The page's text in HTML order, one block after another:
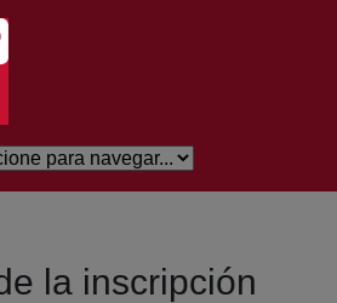
la inscripción